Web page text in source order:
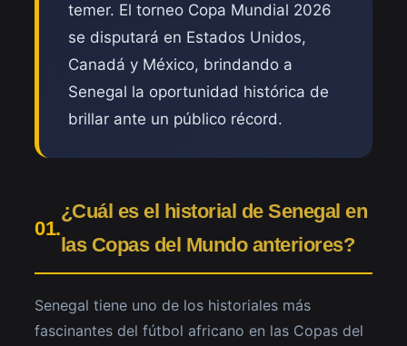
temer. El torneo Copa Mundial 2026
se disputará en Estados Unidos,
Canadá y México, brindando a
Senegal la oportunidad histórica de
brillar ante un público récord.
01.
¿Cuál es el historial de Senegal en
las Copas del Mundo anteriores?
Senegal tiene uno de los historiales más
fascinantes del fútbol africano en las Copas del